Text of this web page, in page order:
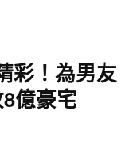
彩！為男友
億豪宅